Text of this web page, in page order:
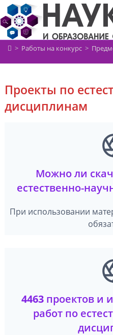
Перейти
к
содержимому
> Работы на конкурс >
Проекты по
дисциплинам
Можно ли
естественно-
При использовании
4463проектов и
работ по